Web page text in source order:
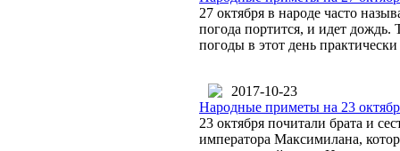
27 октября в народе часто
погода портится, и идет дождь.
погоды в этот день
2017-10-23
Народные приметы на 23
23 октября почитали брата и
императора Максимилана,